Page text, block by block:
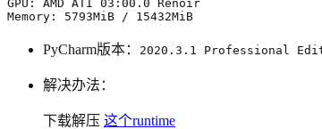
Memory:
PyCharm版本： 2020.3.1 Professional
解决办法：
下载解压 这个runtime